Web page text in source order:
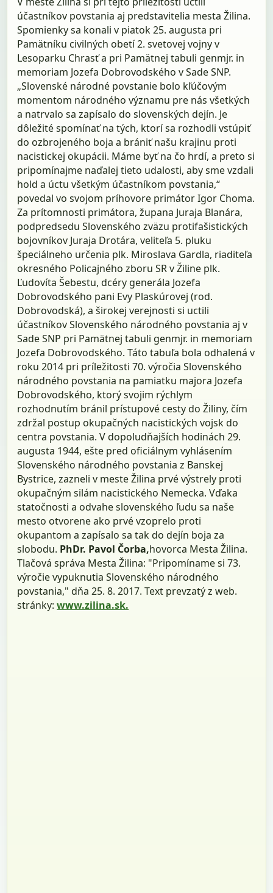
účastníkov povstania aj predstavitelia mesta Žilina.
Spomienky sa konali v piatok 25. augusta pri
Pamätníku civilných obetí 2. svetovej vojny v
Lesoparku Chrasť a pri Pamätnej tabuli genmjr. in
memoriam Jozefa Dobrovodského v Sade SNP.
„Slovenské národné povstanie bolo kľúčovým
momentom národného významu pre nás všetkých
a natrvalo sa zapísalo do slovenských dejín. Je
dôležité spomínať na tých, ktorí sa rozhodli vstúpiť
do ozbrojeného boja a brániť našu krajinu proti
nacistickej okupácii. Máme byť na čo hrdí, a preto si
pripomínajme naďalej tieto udalosti, aby sme vzdali
hold a úctu všetkým účastníkom povstania,“
povedal vo svojom príhovore primátor Igor Choma.
Za prítomnosti primátora, župana Juraja Blanára,
podpredsedu Slovenského zväzu protifašistických
bojovníkov Juraja Drotára, veliteľa 5. pluku
špeciálneho určenia plk. Miroslava Gardla, riaditeľa
okresného Policajného zboru SR v Žiline plk.
Ľudovíta Šebestu, dcéry generála Jozefa
Dobrovodského pani Evy Plaskúrovej (rod.
Dobrovodská), a širokej verejnosti si uctili
účastníkov Slovenského národného povstania aj v
Sade SNP pri Pamätnej tabuli genmjr. in memoriam
Jozefa Dobrovodského. Táto tabuľa bola odhalená v
roku 2014 pri príležitosti 70. výročia Slovenského
národného povstania na pamiatku majora Jozefa
Dobrovodského, ktorý svojim rýchlym
rozhodnutím bránil prístupové cesty do Žiliny, čím
zdržal postup okupačných nacistických vojsk do
centra povstania. V dopoludňajších hodinách 29.
augusta 1944, ešte pred oficiálnym vyhlásením
Slovenského národného povstania z Banskej
Bystrice, zazneli v meste Žilina prvé výstrely proti
okupačným silám nacistického Nemecka. Vďaka
statočnosti a odvahe slovenského ľudu sa naše
mesto otvorene ako prvé vzoprelo proti
okupantom a zapísalo sa tak do dejín boja za
slobodu. PhDr. Pavol Čorba,hovorca Mesta Žilina.
Tlačová správa Mesta Žilina: "Pripomíname si 73.
výročie vypuknutia Slovenského národného
povstania," dňa 25. 8. 2017. Text prevzatý z web.
stránky:www.zilina.sk.